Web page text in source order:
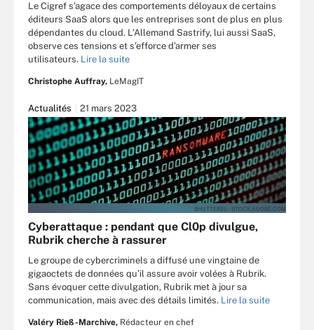
Le Cigref s’agace des comportements déloyaux de certains
éditeurs SaaS alors que les entreprises sont de plus en plus
dépendantes du cloud. L’Allemand Sastrify, lui aussi SaaS,
observe ces tensions et s’efforce d’armer ses
utilisateurs. Lire la suite
Christophe Auffray, LeMagIT
Actualités 21 mars 2023
SHUTTER2U - STOCK.ADOBE.COM
Cyberattaque : pendant que Cl0p divulgue,
Rubrik cherche à rassurer
Le groupe de cybercriminels a diffusé une vingtaine de
gigaoctets de données qu’il assure avoir volées à Rubrik.
Sans évoquer cette divulgation, Rubrik met à jour sa
communication, mais avec des détails limités. Lire la suite
Valéry Rieß-Marchive, Rédacteur en chef